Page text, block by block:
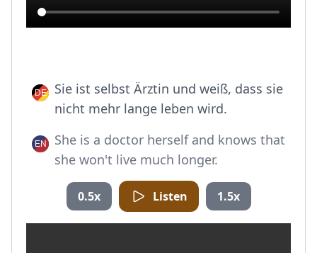
Sie ist selbst Ärztin und weiß, dass sie
nicht mehr lange leben wird.
She is a doctor herself and knows that
she won't live much longer.
0.5x Listen 1.5x